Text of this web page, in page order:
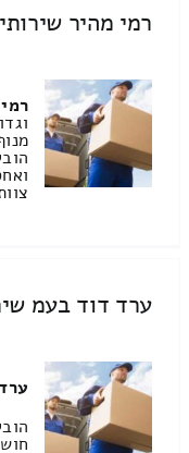
רמי מהיר
ערד דוד בעמ